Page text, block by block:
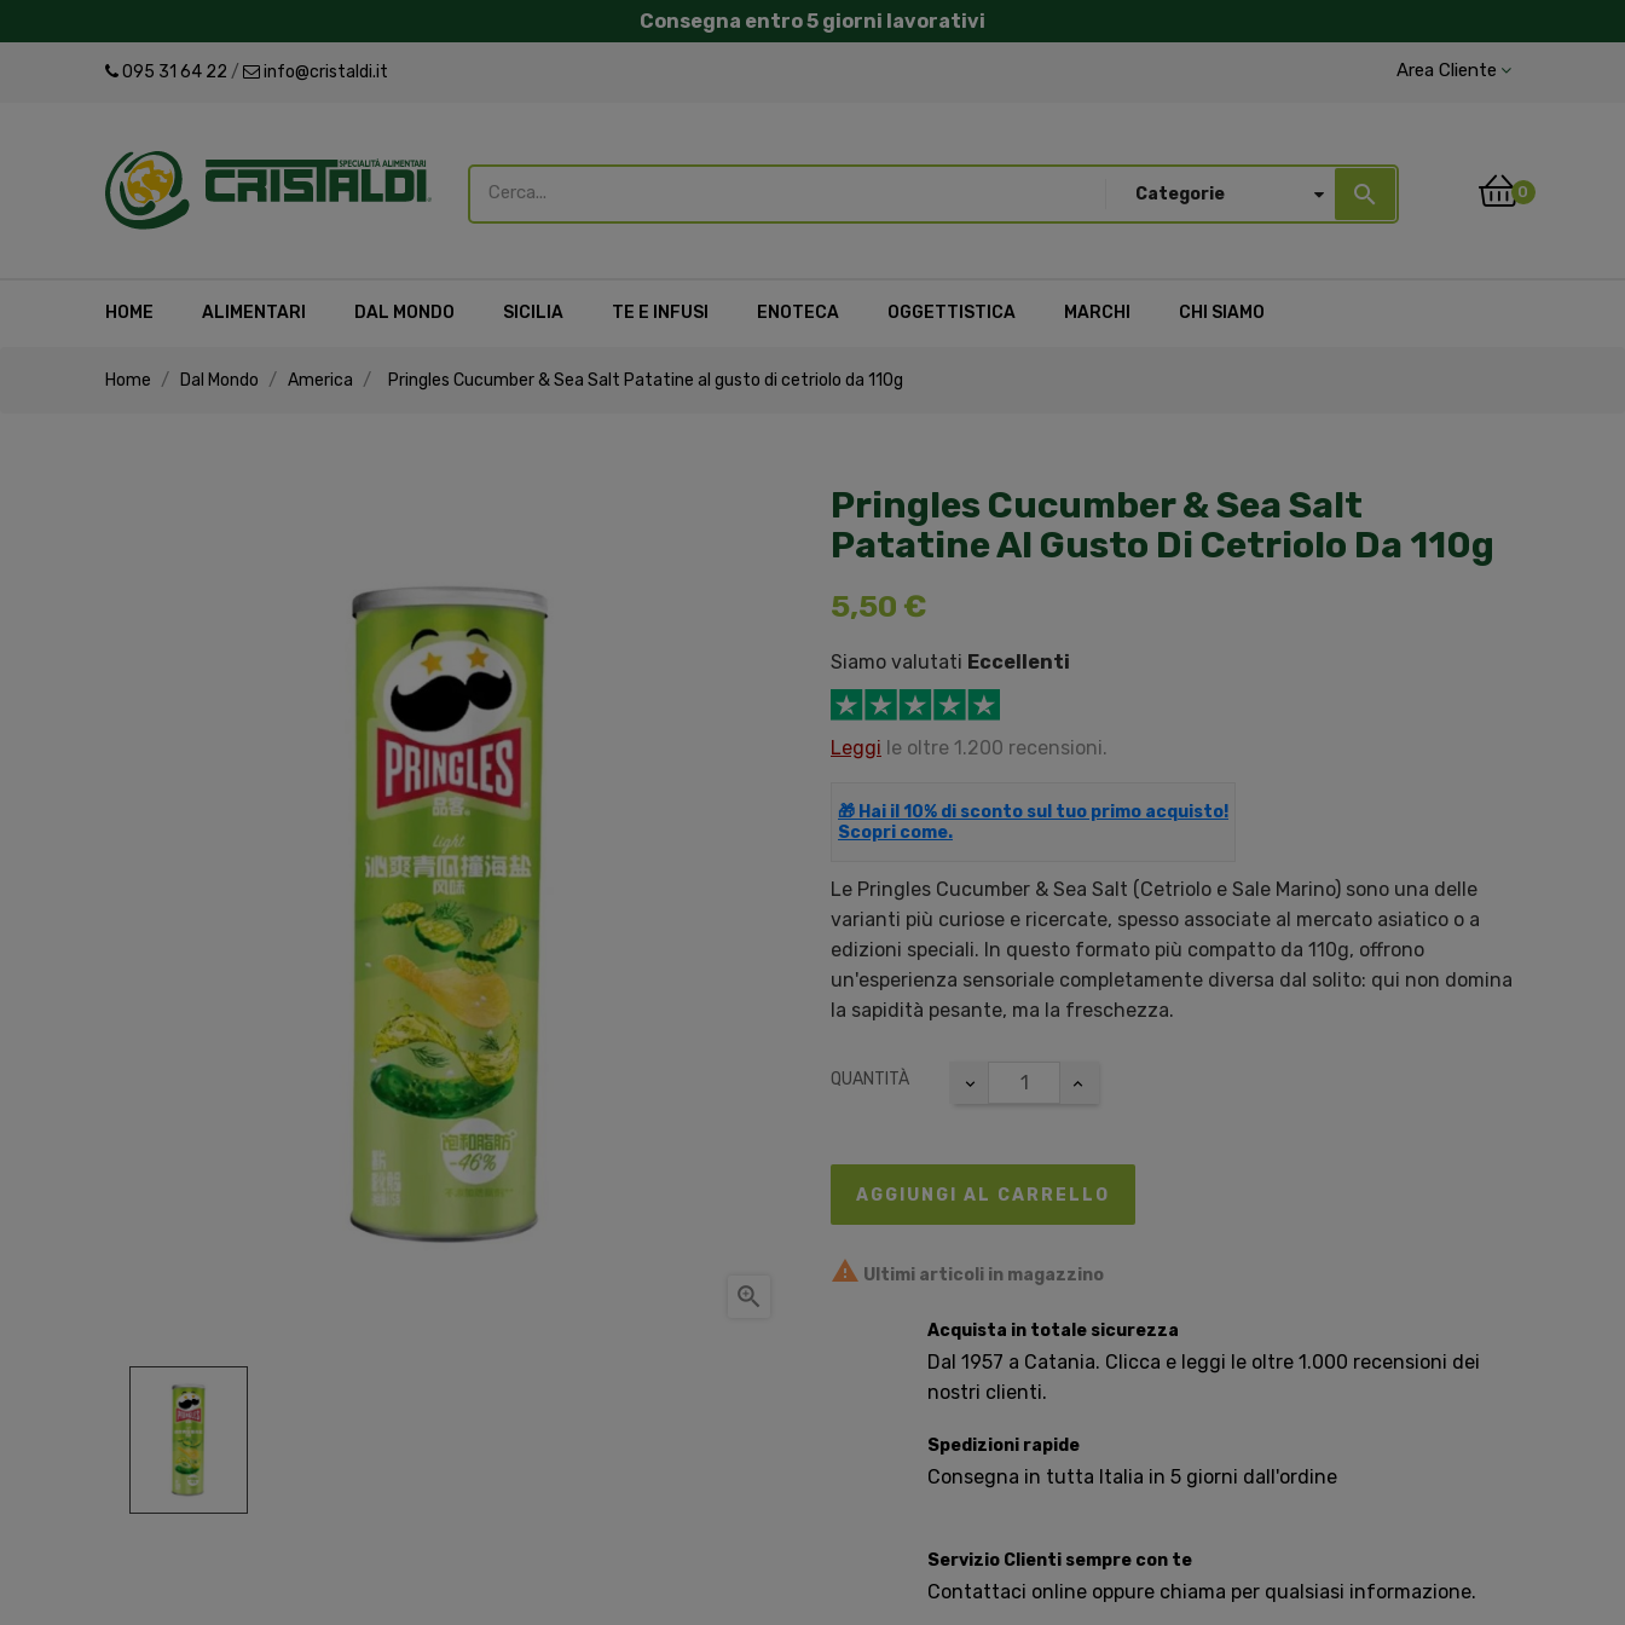
Consegna entro 5 giorni lavorativi
095 31 64 22 / info@cristaldi.it Area Cliente
Categorie search 0
HOME ALIMENTARI DAL MONDO SICILIA TE E INFUSI ENOTECA OGGETTISTICA MARCHI CHI SIAMO
Home Dal Mondo America Pringles Cucumber & Sea Salt Patatine al gusto di cetriolo da 110g

Pringles Cucumber & Sea Salt
Patatine Al Gusto Di Cetriolo Da 110g
5,50 €
Siamo valutati Eccellenti
Leggi le oltre 1.200 recensioni.
🎁 Hai il 10% di sconto sul tuo primo acquisto!
Scopri come.
Le Pringles Cucumber & Sea Salt (Cetriolo e Sale Marino) sono una delle
varianti più curiose e ricercate, spesso associate al mercato asiatico o a
edizioni speciali. In questo formato più compatto da 110g, offrono
un'esperienza sensoriale completamente diversa dal solito: qui non domina
la sapidità pesante, ma la freschezza.
QUANTITÀ
AGGIUNGI AL CARRELLO
 Ultimi articoli in magazzino
Acquista in totale sicurezza
Dal 1957 a Catania. Clicca e leggi le oltre 1.000 recensioni dei
nostri clienti.
Spedizioni rapide
Consegna in tutta Italia in 5 giorni dall'ordine
Servizio Clienti sempre con te
Contattaci online oppure chiama per qualsiasi informazione.